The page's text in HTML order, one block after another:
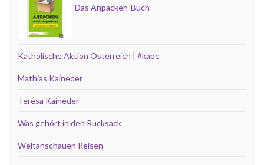
Das Anpacken-Buch
Katholische Aktion Österreich | #kaoe
Mathias Kaineder
Teresa Kaineder
Was gehört in den Rucksack
Weltanschauen Reisen